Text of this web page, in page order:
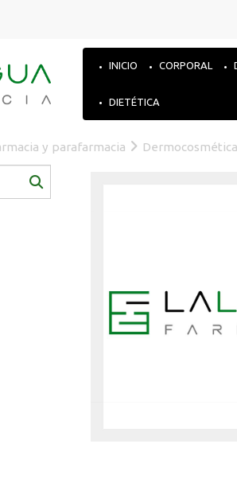
INICIO CORPORAL
DIETÉTICA
y parafarmacia Dermocosmética